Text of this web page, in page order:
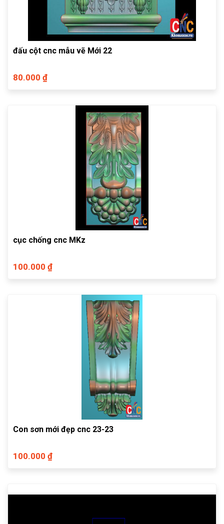
đấu cột cnc mẫu vẽ Mới 22
80.000 ₫
cục chống cnc MKz
100.000 ₫
Con sơn mới đẹp cnc 23-23
100.000 ₫